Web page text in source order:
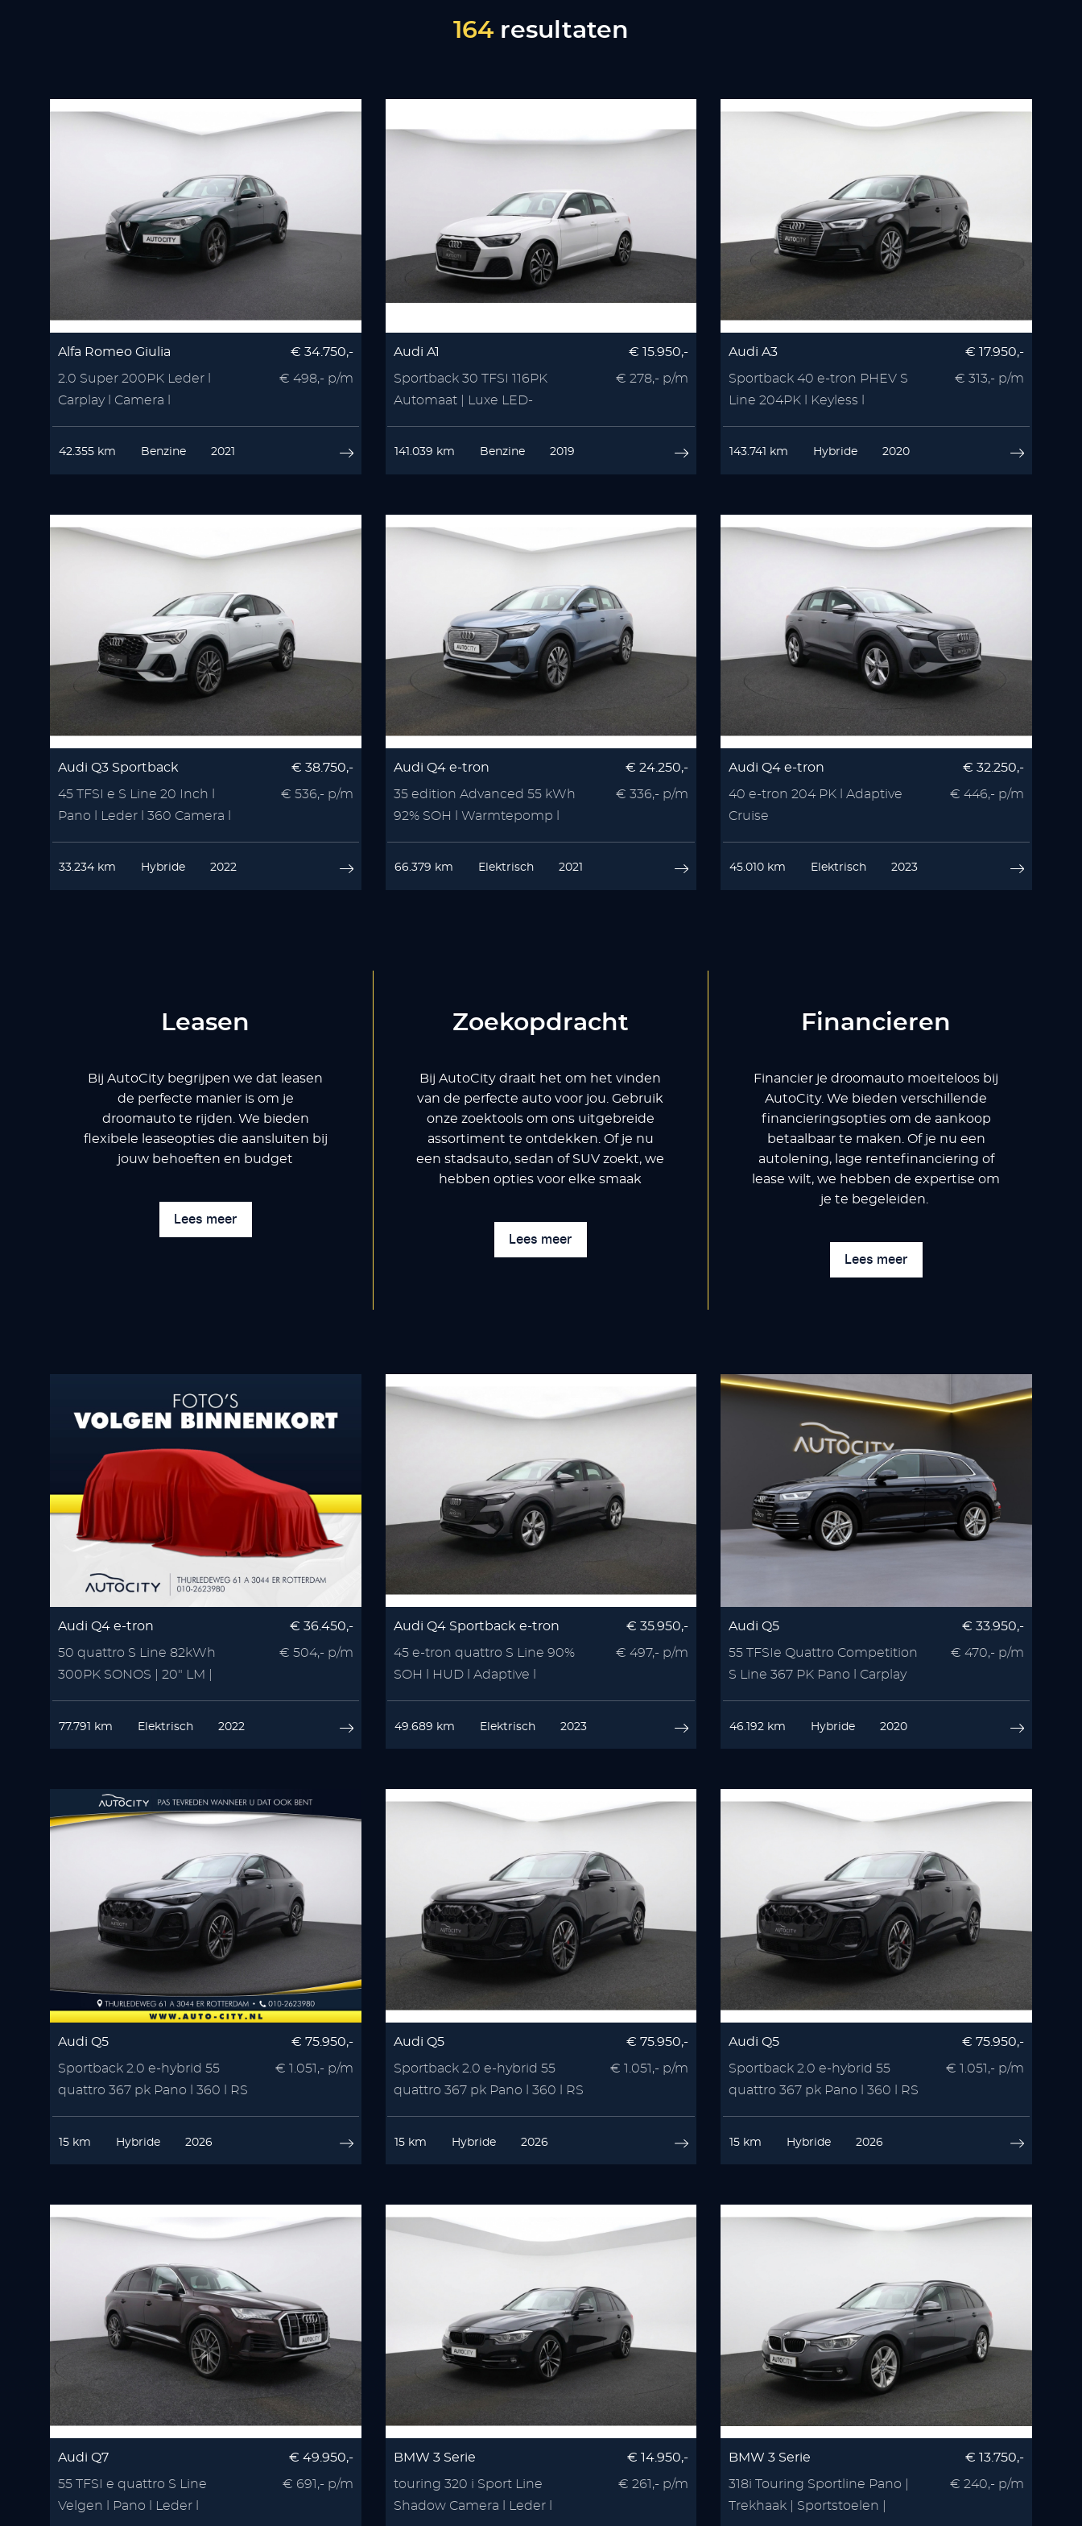
164 resultaten
Alfa Romeo Giulia
2.0 Super 200PK Leder l
Carplay l Camera l
€ 34.750,-
€ 498,- p/m
42.355 km Benzine 2021
Audi A1
Sportback 30 TFSI 116PK
Automaat | Luxe LED-
€ 15.950,-
€ 278,- p/m
141.039 km Benzine 2019
Audi A3
Sportback 40 e-tron PHEV S
Line 204PK l Keyless l
€ 17.950,-
€ 313,- p/m
143.741 km Hybride 2020
Audi Q3 Sportback
45 TFSI e S Line 20 Inch l
Pano l Leder l 360 Camera l
€ 38.750,-
€ 536,- p/m
33.234 km Hybride 2022
Audi Q4 e-tron
35 edition Advanced 55 kWh
92% SOH l Warmtepomp l
€ 24.250,-
€ 336,- p/m
66.379 km Elektrisch 2021
Audi Q4 e-tron
40 e-tron 204 PK l Adaptive
Cruise
€ 32.250,-
€ 446,- p/m
45.010 km Elektrisch 2023
Leasen
Bij AutoCity begrijpen we dat leasen
de perfecte manier is om je
droomauto te rijden. We bieden
flexibele leaseopties die aansluiten bij
jouw behoeften en budget
Lees meer
Zoekopdracht
Bij AutoCity draait het om het vinden
van de perfecte auto voor jou. Gebruik
onze zoektools om ons uitgebreide
assortiment te ontdekken. Of je nu
een stadsauto, sedan of SUV zoekt, we
hebben opties voor elke smaak
Lees meer
Financieren
Financier je droomauto moeiteloos bij
AutoCity. We bieden verschillende
financieringsopties om de aankoop
betaalbaar te maken. Of je nu een
autolening, lage rentefinanciering of
lease wilt, we hebben de expertise om
je te begeleiden.
Lees meer
Audi Q4 e-tron
50 quattro S Line 82kWh
300PK SONOS | 20" LM |
€ 36.450,-
€ 504,- p/m
77.791 km Elektrisch 2022
Audi Q4 Sportback e-tron
45 e-tron quattro S Line 90%
SOH l HUD l Adaptive l
€ 35.950,-
€ 497,- p/m
49.689 km Elektrisch 2023
Audi Q5
55 TFSIe Quattro Competition
S Line 367 PK Pano l Carplay
€ 33.950,-
€ 470,- p/m
46.192 km Hybride 2020
Audi Q5
Sportback 2.0 e-hybrid 55
quattro 367 pk Pano l 360 l RS
€ 75.950,-
€ 1.051,- p/m
15 km Hybride 2026
Audi Q5
Sportback 2.0 e-hybrid 55
quattro 367 pk Pano l 360 l RS
€ 75.950,-
€ 1.051,- p/m
15 km Hybride 2026
Audi Q5
Sportback 2.0 e-hybrid 55
quattro 367 pk Pano l 360 l RS
€ 75.950,-
€ 1.051,- p/m
15 km Hybride 2026
Audi Q7
55 TFSI e quattro S Line
Velgen l Pano l Leder l
€ 49.950,-
€ 691,- p/m
BMW 3 Serie
touring 320 i Sport Line
Shadow Camera l Leder l
€ 14.950,-
€ 261,- p/m
BMW 3 Serie
318i Touring Sportline Pano |
Trekhaak | Sportstoelen |
€ 13.750,-
€ 240,- p/m